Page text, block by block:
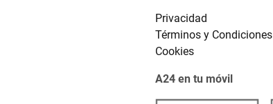
Privacidad
Términos y Condiciones
Cookies
A24 en tu móvil